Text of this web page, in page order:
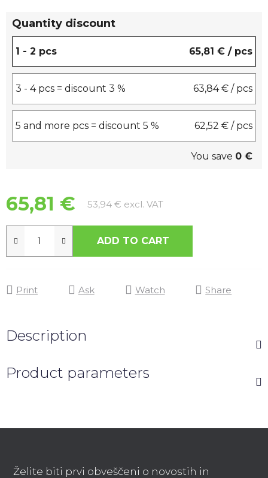
Quantity discount
1 - 2 pcs 65,81 € / pcs
3 - 4 pcs = discount 3 % 63,84 € / pcs
5 and more pcs = discount 5 % 62,52 € / pcs
You save 0 €
65,81 € 53,94 € excl. VATMeasure price:
ADD TO CART
Print Ask Watch Share
Description
Product parameters
Želite biti prvi obveščeni o novostih in